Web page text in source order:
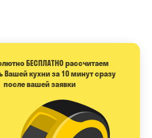
БЕСПЛАТНО расcчитаем
Вашей кухни за 10 минут сразу
после вашей заявки